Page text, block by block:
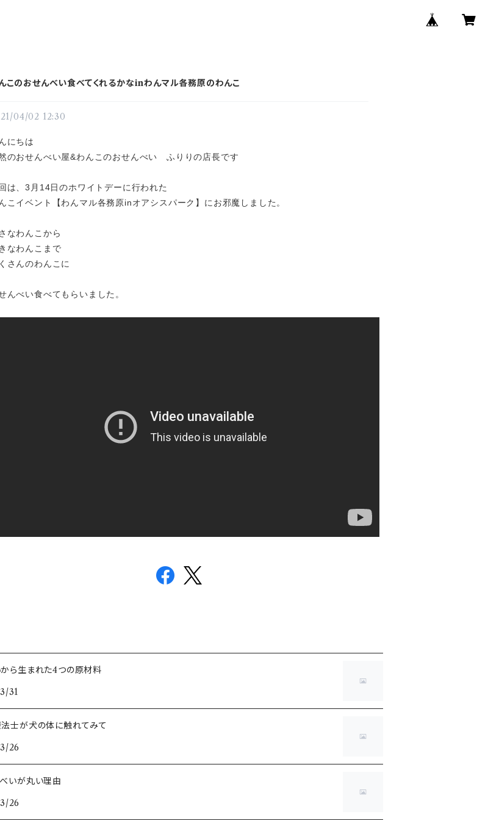
このおせんべい食べてくれるかなinわんマル各務原のわんこ
04/02 12:30
にちは
のおせんべい屋&わんこのおせんべい ふりりの店長です
は、3月14日のホワイトデーに行われた
こイベント【わんマル各務原inオアシスパーク】にお邪魔しました。
なわんこから
なわんこまで
さんのわんこに
んべい食べてもらいました。
ら生まれた4つの原材料
31
士が犬の体に触れてみて
26
いが丸い理由
26